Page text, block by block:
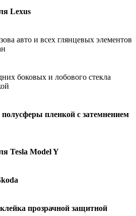
Lexus
авто и всех глянцевых элементов
боковых и лобового стекла
пленкой с затемнением
Tesla Model Y
прозрачной защитной